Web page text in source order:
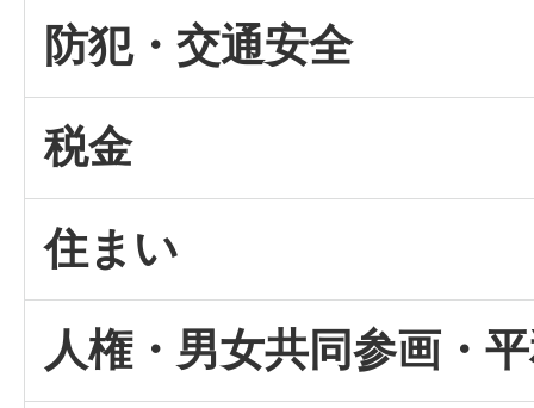
防犯・交通安全
税金
住まい
人権・男女共同参画・